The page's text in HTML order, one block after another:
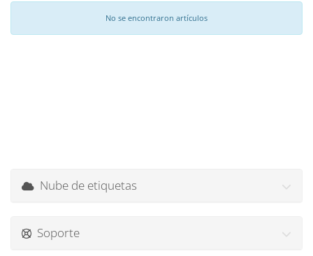
No se encontraron artículos
Nube de etiquetas
Soporte